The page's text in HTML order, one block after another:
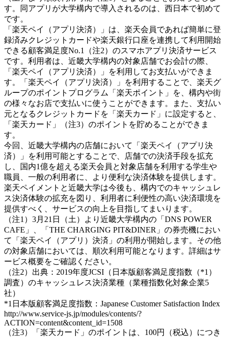
す。同アプリが大学構内で導入されるのは、西日本で初めて
です。
「楽天ペイ（アプリ決済）」は、楽天会員であれば簡単に登
録済みクレジットカードや楽天銀行口座を連携して利用開始
できる顧客満足度No.1（注2）のスマホアプリ決済サービス
です。利用者は、近畿大学構内の対象店舗でお会計の際、
「楽天ペイ（アプリ決済）」を利用してお支払いができま
す。「楽天ペイ（アプリ決済）」を利用することで、楽天グ
ループのポイントプログラム「楽天ポイント」を、構内や街
の様々なお店で支払いに使うことができます。また、支払い
元となるクレジットカードを「楽天カード」に設定すると、
「楽天カード」（注3）のポイントを貯めることができま
す。
今回、近畿大学構内の店舗において「楽天ペイ（アプリ決
済）」を利用可能とすることで、店舗での決済手段を拡充
し、国内1億を超える楽天会員と対象店舗を利用する学生や
職員、一般の利用者に、より便利な決済体験を提供します。
楽天ペイメントと近畿大学は今後も、構内でのキャッシュレ
ス決済体験の拡充を図り、利用者に利便性の高い決済環境を
提供すべく、サービスの向上を目指してまいります。
（注1）3月21日（土）より近畿大学構内の「DNS POWER
CAFE」、「THE CHARGING PIT&DINER」の券売機におい
て「楽天ペイ（アプリ）決済」の利用が開始します。その他
の対象店舗においては、順次利用可能となります。詳細はサ
ービス概要をご確認ください。
（注2）出典：2019年度JCSI（日本版顧客満足度指数（*1）
調査）のキャッシュレス決済業種（業種指数化対象企業5
社）
*1日本版顧客満足度指数：Japanese Customer Satisfaction Index
http://www.service-js.jp/modules/contents/?
ACTION=content&content_id=1508
（注3）「楽天カード」のポイントは、100円（税込）につき